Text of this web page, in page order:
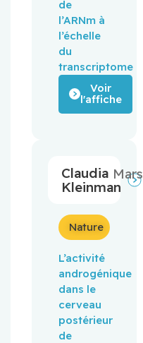
de
l’ARNm à
l’échelle
du
transcriptome
Voir
l'affiche
Claudia
Kleinman
Mars
Nature
L’activité
androgénique
dans le
cerveau
postérieur
de